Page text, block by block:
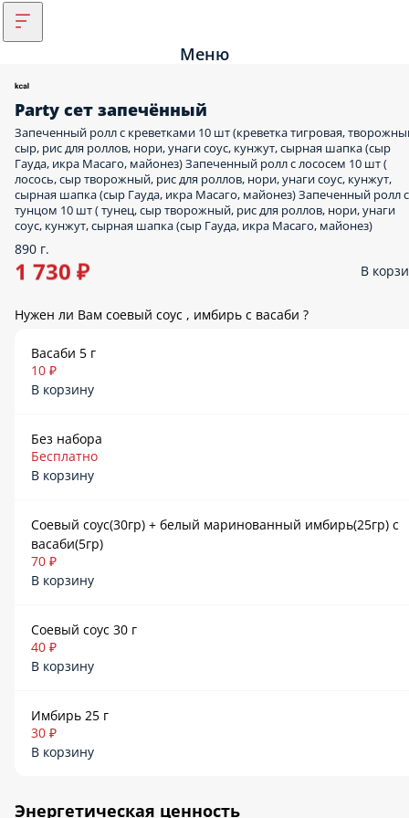
Меню
Party сет запечённый
Запеченный ролл с креветками 10 шт (креветка тигровая,
сыр, рис для роллов, нори, унаги соус, кунжут, сырная шапка (сыр
Гауда, икра Масаго, майонез) Запеченный ролл с лососем 10 шт (
лосось, сыр творожный, рис для роллов, нори, унаги соус, кунжут,
сырная шапка (сыр Гауда, икра Масаго, майонез) Запеченный ролл с
тунцом 10 шт ( тунец, сыр творожный, рис для роллов, нори, унаги
соус, кунжут, сырная шапка (сыр Гауда, икра Масаго, майонез)
890 г.
1 730 ₽ В
Нужен ли Вам соевый соус , имбирь с васаби ?
Васаби 5 г
10 ₽
В корзину
Без набора
Бесплатно
В корзину
Соевый соус(30гр) + белый маринованный имбирь(25гр) с
васаби(5гр)
70 ₽
В корзину
Соевый соус 30 г
40 ₽
В корзину
Имбирь 25 г
30 ₽
В корзину
Энергетическая ценность